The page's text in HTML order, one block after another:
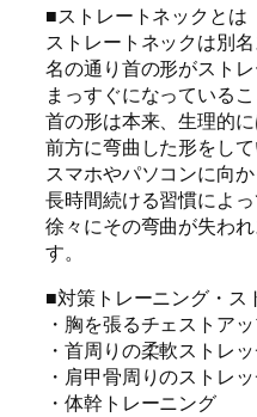
■ストレートネックとは
ストレートネックは別
名の通り首の形がストレ
まっすぐになっているこ
首の形は本来、生理的
前方に弯曲した形をして
スマホやパソコンに向
長時間続ける習慣によ
徐々にその弯曲が失わ
す。
■対策トレーニング・ス
・胸を張るチェストア
・首周りの柔軟ストレ
・肩甲骨周りのストレ
・体幹トレーニング